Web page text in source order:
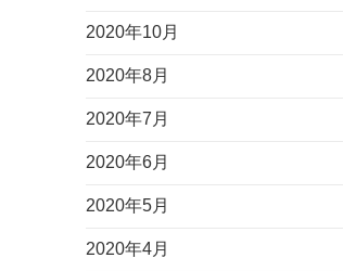
2020年10月
2020年8月
2020年7月
2020年6月
2020年5月
2020年4月